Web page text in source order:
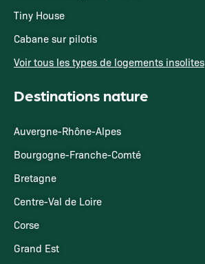
Tiny House
Cabane sur pilotis
Voir tous les types de logements insolites
Destinations nature
Auvergne-Rhône-Alpes
Bourgogne-Franche-Comté
Bretagne
Centre-Val de Loire
Corse
Grand Est